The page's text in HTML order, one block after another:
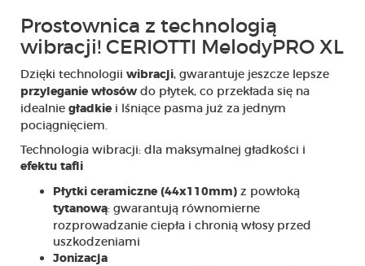
Prostownica z technologią
wibracji! CERIOTTI MelodyPRO XL
Dzięki technologii wibracji, gwarantuje jeszcze lepsze
przyleganie włosówdo płytek, co przekłada się na
idealnie gładkie i lśniące pasma już za jednym
pociągnięciem.
Technologia wibracji: dla maksymalnej gładkości i
efektu tafli
Płytki ceramiczne (44x110mm) z powłoką
tytanową: gwarantują równomierne
rozprowadzanie ciepła i chronią włosy przed
uszkodzeniami
Jonizacja